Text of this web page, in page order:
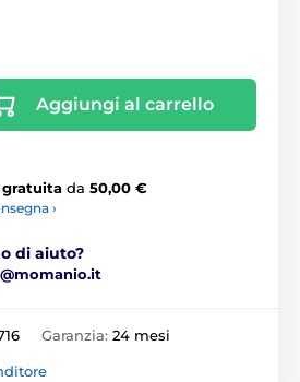
Aggiungi al carrello
gratuita da 50,00 €
›
di aiuto?
Garanzia: 24 mesi